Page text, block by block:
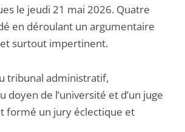
le jeudi 21 mai 2026. Quatre
en déroulant un argumentaire
surtout impertinent.
tribunal administratif,
doyen de l’université et d’un juge
formé un jury éclectique et